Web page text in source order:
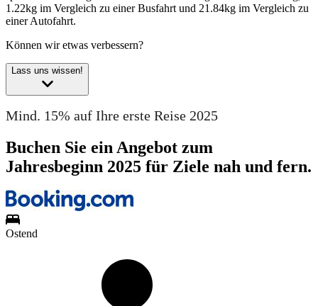
1.22kg im Vergleich zu einer Busfahrt und 21.84kg im Vergleich zu
einer Autofahrt.
Können wir etwas verbessern?
Lass uns wissen!
Mind. 15% auf Ihre erste Reise 2025
Buchen Sie ein Angebot zum
Jahresbeginn 2025 für Ziele nah und fern.
Ostend